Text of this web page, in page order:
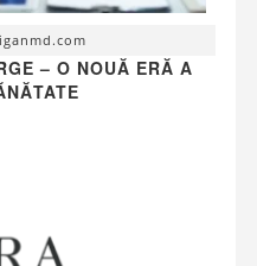
– O NOUĂ ERĂ A